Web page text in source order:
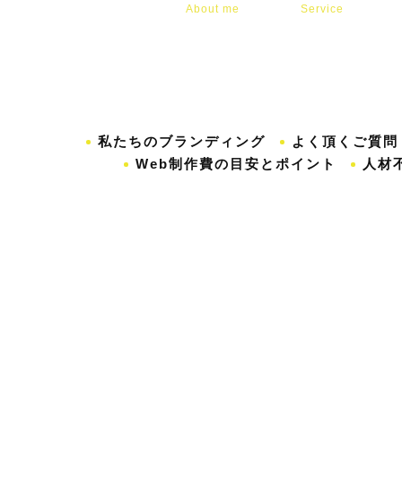
About me Service
私たちのブランディング
よく頂くご質問
Web制作費の目安とポイント
人材